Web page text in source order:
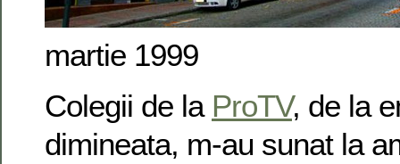
martie 1999
Colegii de la ProTV, de la
dimineata, m-au sunat la